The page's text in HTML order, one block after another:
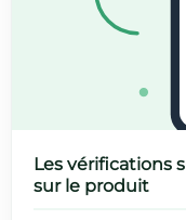
Les vérifications
sur le produit